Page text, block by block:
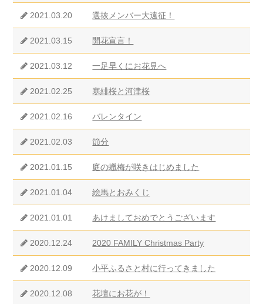
2021.03.20 選抜メンバー大遠征！
2021.03.15 開花宣言！
2021.03.12 一足早くにお花見へ
2021.02.25 寒緋桜と河津桜
2021.02.16 バレンタイン
2021.02.03 節分
2021.01.15 庭の蠟梅が咲きはじめました
2021.01.04 絵馬とおみくじ
2021.01.01 あけましておめでとうございます
2020.12.24 2020 FAMILY Christmas Party
2020.12.09 小平ふるさと村に行ってきました
2020.12.08 花壇にお花が！